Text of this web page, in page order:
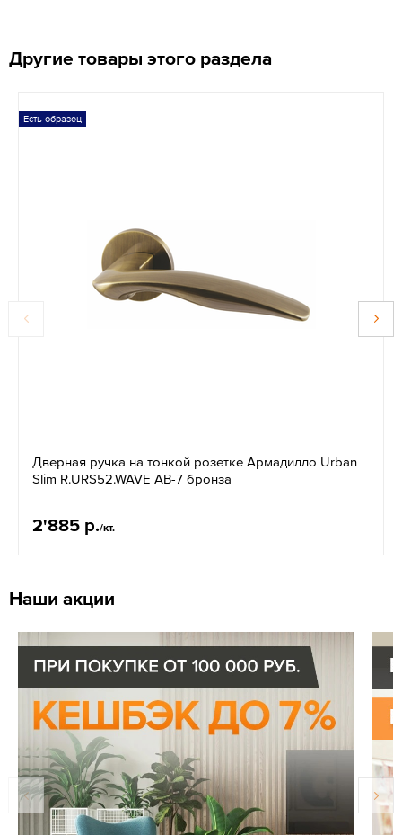
Другие товары этого раздела
Есть образец
Дверная ручка на тонкой розетке Армадилло Urban
Slim R.URS52.WAVE AB-7 бронза
2'885 р./кт.
Наши акции